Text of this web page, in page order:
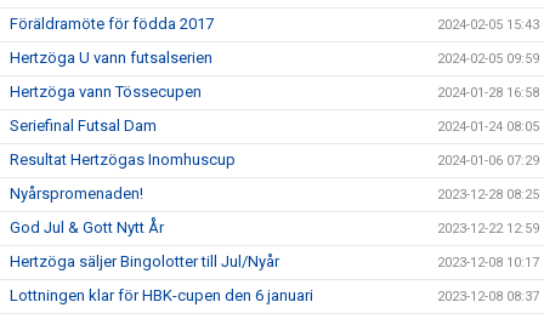
Föräldramöte för födda 2017 2024-02-05 15:43
Hertzöga U vann futsalserien 2024-02-05 09:59
Hertzöga vann Tössecupen 2024-01-28 16:58
Seriefinal Futsal Dam 2024-01-24 08:05
Resultat Hertzögas Inomhuscup 2024-01-06 07:29
Nyårspromenaden! 2023-12-28 08:25
God Jul & Gott Nytt År 2023-12-22 12:59
Hertzöga säljer Bingolotter till Jul/Nyår 2023-12-08 10:17
Lottningen klar för HBK-cupen den 6 januari 2023-12-08 08:37